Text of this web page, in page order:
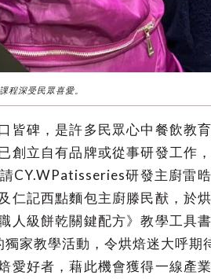
程深受民眾喜愛。
碑，是許多民眾心中餐飲教育
創立自有品牌或從事研發工作
CY.WPatisseries研發主廚雷
仁記西點麵包主廚滕民猷，於
人級餅乾關鍵配方》教學工具
家教學活動，令烘焙迷大呼期
愛好者，藉此機會獲得一線產